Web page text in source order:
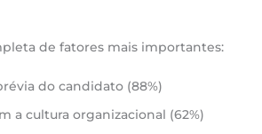
de fatores mais importantes:
do candidato (88%)
a cultura organizacional (62%)